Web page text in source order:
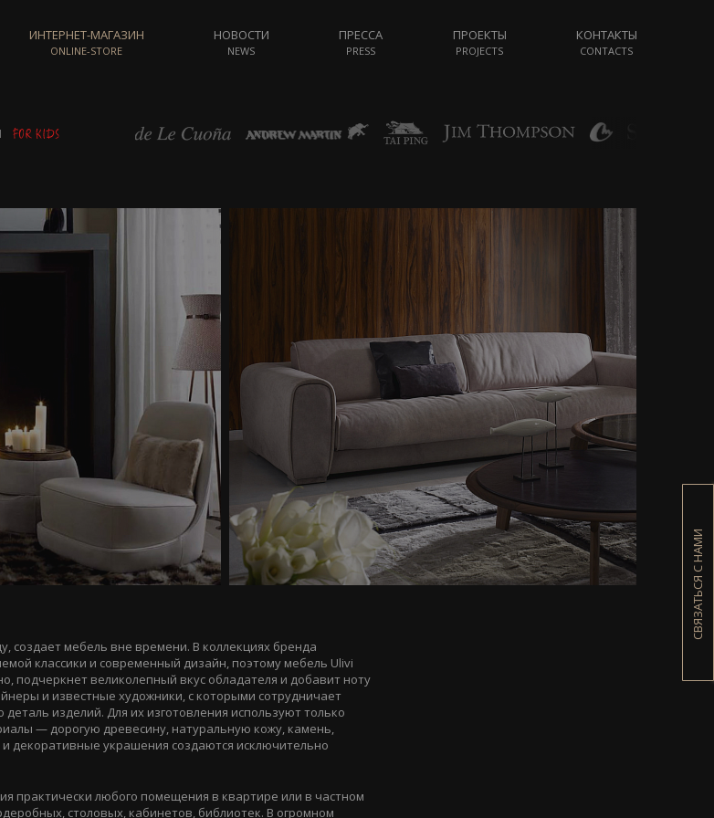
СВЯЗАТЬСЯ С НАМИ
ИНТЕРНЕТ-МАГАЗИН
ONLINE-STORE
НОВОСТИ
NEWS
ПРЕССА
PRESS
ПРОЕКТЫ
PROJECTS
КОНТАКТЫ
CONTACTS
создает мебель вне времени. В коллекциях бренда
классики и современный дизайн, поэтому мебель Ulivi
подчеркнет великолепный вкус обладателя и добавит ноту
и известные художники, с которыми сотрудничает
изделий. Для их изготовления используют только
— дорогую древесину, натуральную кожу, камень,
декоративные украшения создаются исключительно
практически любого помещения в квартире или в частном
столовых, кабинетов, библиотек. В огромном